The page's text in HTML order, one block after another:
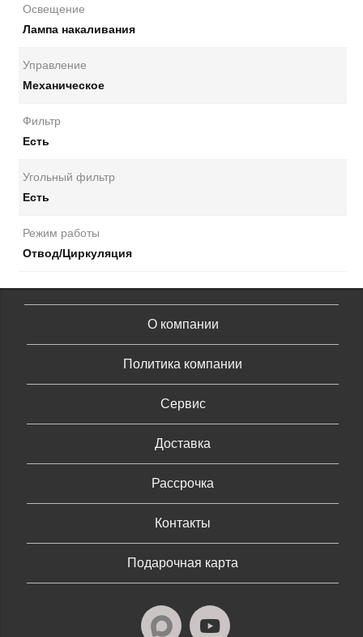
Освещение
Лампа накаливания
Управление
Механическое
Фильтр
Есть
Угольный фильтр
Есть
Режим работы
Отвод/Циркуляция
О компании
Политика компании
Сервис
Доставка
Рассрочка
Контакты
Подарочная карта